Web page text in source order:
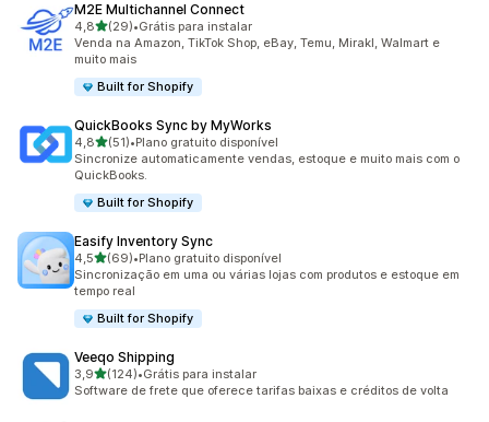
M2E Multichannel Connect
4,8de 5 estrelas
(29)
29 avaliações ao todo
•Grátis para instalar
Venda na Amazon, TikTok Shop, eBay, Temu, Mirakl, Walmart e
muito mais
Built for Shopify
QuickBooks Sync by MyWorks
4,8de 5 estrelas
(51)
51 avaliações ao todo
•Plano gratuito disponível
Sincronize automaticamente vendas, estoque e muito mais com o
QuickBooks.
Built for Shopify
Easify Inventory Sync
4,5de 5 estrelas
(69)
69 avaliações ao todo
•Plano gratuito disponível
Sincronização em uma ou várias lojas com produtos e estoque em
tempo real
Built for Shopify
Veeqo Shipping
3,9de 5 estrelas
(124)
124 avaliações ao todo
•Grátis para instalar
Software de frete que oferece tarifas baixas e créditos de volta